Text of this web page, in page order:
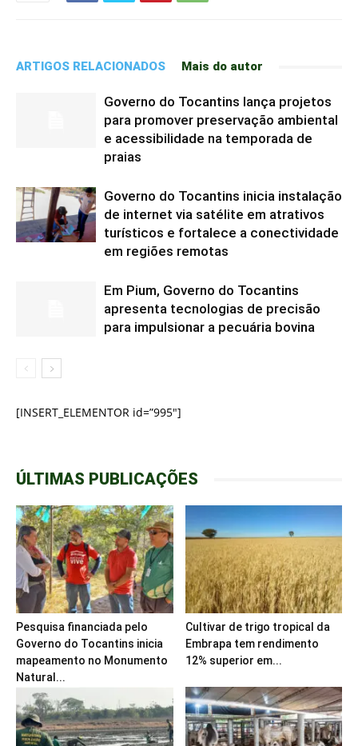
ARTIGOS RELACIONADOS Mais do autor
Governo do Tocantins lança projetos
para promover preservação ambiental
e acessibilidade na temporada de
praias
Governo do Tocantins inicia instalação
de internet via satélite em atrativos
turísticos e fortalece a conectividade
em regiões remotas
Em Pium, Governo do Tocantins
apresenta tecnologias de precisão
para impulsionar a pecuária bovina
[INSERT_ELEMENTOR id=”995″]
ÚLTIMAS PUBLICAÇÕES
Pesquisa financiada pelo
Governo do Tocantins inicia
mapeamento no Monumento
Natural...
Cultivar de trigo tropical da
Embrapa tem rendimento
12% superior em...